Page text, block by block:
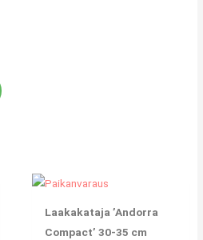
Laakakataja ’Andorra
Compact’ 30-35 cm